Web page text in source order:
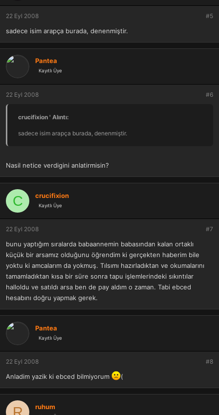
22 Eyl 2008 #5
sadece isim arapça burada, denenmiştir.
Pantea
Kayıtlı Üye
22 Eyl 2008 #6
crucifixion ' Alıntı:
sadece isim arapça burada, denenmiştir.
Nasil netice verdigini anlatirmisin?
C crucifixion
Kayıtlı Üye
22 Eyl 2008 #7
bunu yaptığım sıralarda babaannemin babasından kalan ortaklı
küçük bir arsamız olduğunu öğrendim ki gerçekten haberim bile
yoktu ki amcalarım da yokmuş. Tılsımı hazırladıktan ve okumalarını
tamamladıktan kısa bir süre sonra tapu işlemlerindeki sıkıntılar
halloldu ve satıldı arsa ben de pay aldım o zaman. Tabi ebced
hesabını doğru yapmak gerek.
Pantea
Kayıtlı Üye
22 Eyl 2008 #8
Anladim yazik ki ebced bilmiyorum (
ruhum